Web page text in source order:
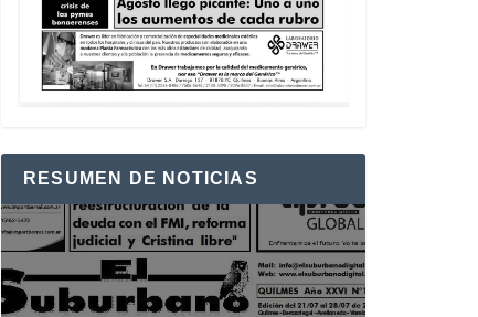
RESUMEN DE NOTICIAS
Reproductor
de
vídeo